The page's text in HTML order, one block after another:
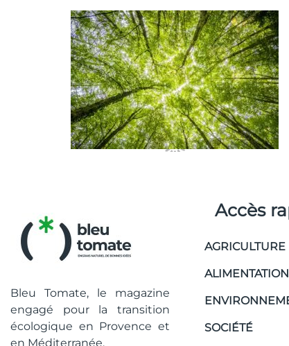
Bleu Tomate, le magazine
engagé pour la transition
écologique en Provence et
en Méditerranée.
Accès
AGRICULTURE
ALIMENTATION
SOCIÉTÉ